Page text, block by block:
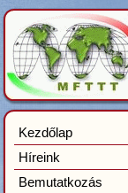
Kezdőlap
Híreink
Bemutatkozás